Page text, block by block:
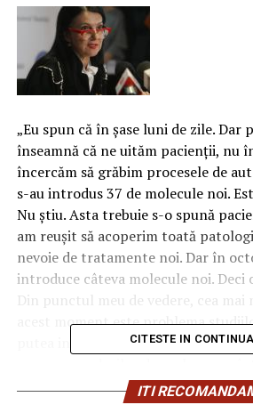
„Eu spun că în şase luni de zile. Dar
înseamnă că ne uităm pacienţii, nu
încercăm să grăbim procesele de
s-au introdus 37 de molecule noi.
Nu ştiu. Asta trebuie s-o spună
am reuşit să acoperim toată
nevoie de tratamente noi. Dar în
introduce câteva molecule noi. Deci
Din punctul meu de vedere, cea
acest moment este problema
putea intra pe piaţa din România şi,
a declarat Sorina Pintea la un post
CITESTE IN
ITI